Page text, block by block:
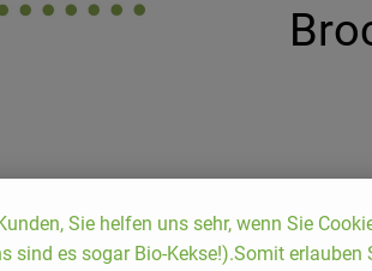
350g Broccoli - in
Saft einer Grapefruit,
gemahlen
Sie helfen uns sehr, wenn Sie
sind es sogar Bio-Kekse!).Somit erlauben